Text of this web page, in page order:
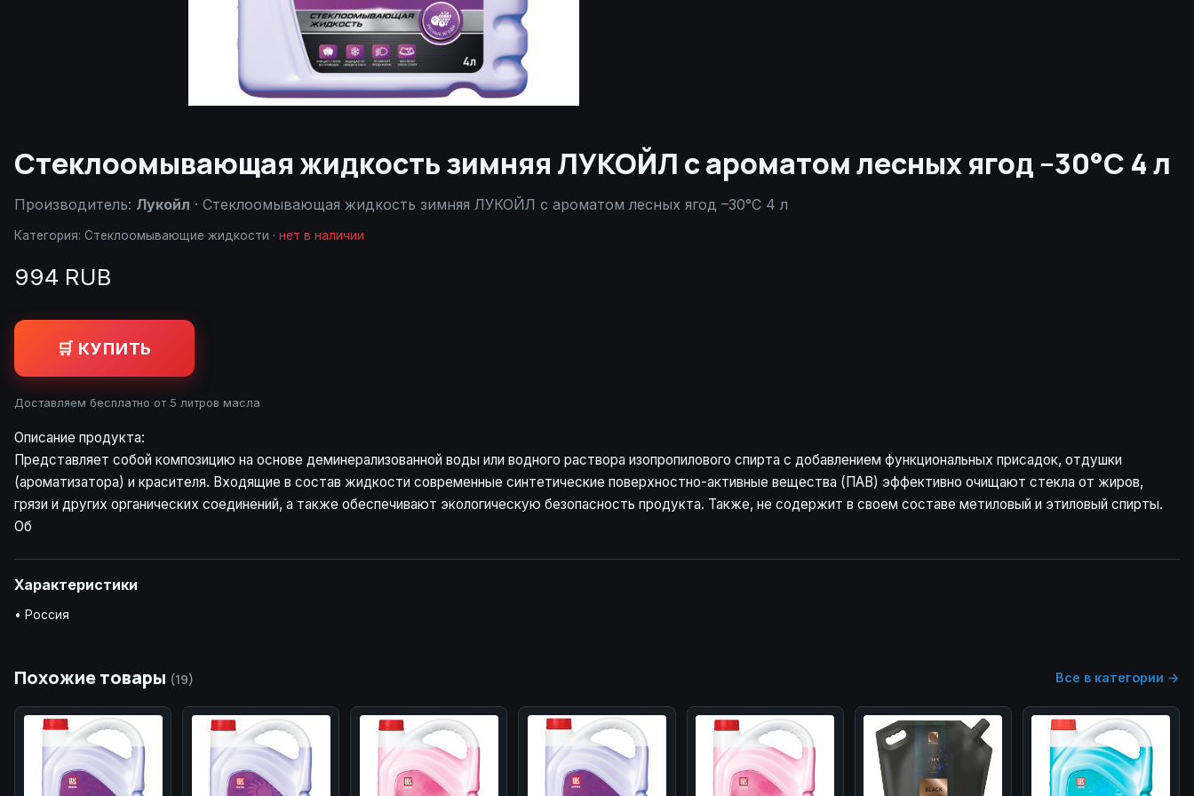
Стеклоомывающая жидкость зимняя ЛУКОЙЛ с ароматом лесных ягод –30°С 4 л
Производитель: Лукойл · Стеклоомывающая жидкость зимняя ЛУКОЙЛ с ароматом лесных ягод –30°С 4 л
Категория: Стеклоомывающие жидкости · нет в наличии
994 RUB
🛒 КУПИТЬ
Доставляем бесплатно от 5 литров масла
Описание продукта:
Представляет собой композицию на основе деминерализованной воды или водного раствора изопропилового спирта с добавлением функциональных присадок, отдушки
(ароматизатора) и красителя. Входящие в состав жидкости современные синтетические поверхностно-активные вещества (ПАВ) эффективно очищают стекла от жиров,
грязи и других органических соединений, а также обеспечивают экологическую безопасность продукта. Также, не содержит в своем составе метиловый и этиловый спирты.
Об
Характеристики
• Россия
Похожие товары (19) Все в категории →